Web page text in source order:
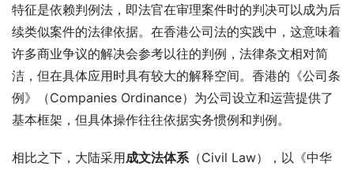
特征是依赖判例法，即法官在审理案件时的判决可以成为后
续类似案件的法律依据。在香港公司法的实践中，这意味着
许多商业争议的解决会参考以往的判例，法律条文相对简
洁，但在具体应用时具有较大的解释空间。香港的《公司条
例》（Companies Ordinance）为公司设立和运营提供了
基本框架，但具体操作往往依据实务惯例和判例。
相比之下，大陆采用成文法体系 （Civil Law），以《中华